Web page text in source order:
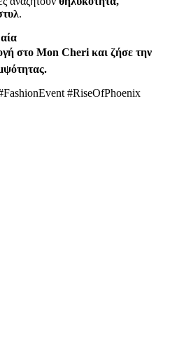
.
στο Mon Cheri και ζήσε την
#RiseOfPhoenix